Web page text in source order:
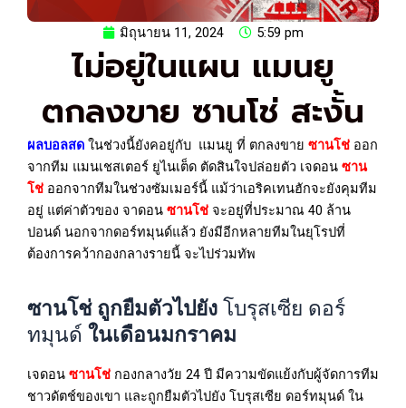
มิถุนายน 11, 2024 5:59 pm
ไม่อยู่ในแผน แมนยู
ตกลงขาย ซานโช่ สะงั้น
ผลบอลสด ในช่วงนี้ยังคอยู่กับ แมนยู ที่ ตกลงขาย ซานโช่ ออก
จากทีม แมนเชสเตอร์ ยูไนเต็ด ตัดสินใจปล่อยตัว เจดอน ซาน
โช่ ออกจากทีมในช่วงซัมเมอร์นี้ แม้ว่าเอริคเทนฮักจะยังคุมทีม
อยู่ แต่ค่าตัวของ จาดอน ซานโช่ จะอยู่ที่ประมาณ 40 ล้าน
ปอนด์ นอกจากดอร์ทมุนด์แล้ว ยังมีอีกหลายทีมในยุโรปที่
ต้องการคว้ากองกลางรายนี้ จะไปร่วมทัพ
ซานโช่ ถูกยืมตัวไปยัง โบรุสเซีย ดอร์
ทมุนด์ ในเดือนมกราคม
เจดอน ซานโช่ กองกลางวัย 24 ปี มีความขัดแย้งกับผู้จัดการทีม
ชาวดัตช์ของเขา และถูกยืมตัวไปยัง โบรุสเซีย ดอร์ทมุนด์ ใน